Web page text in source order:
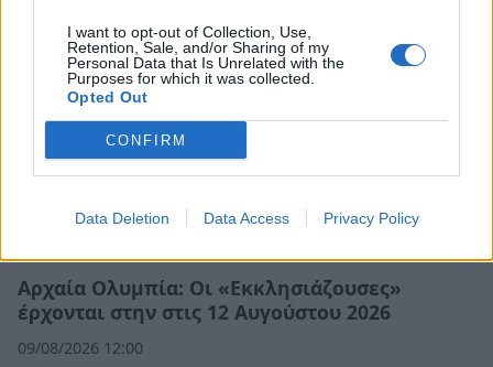
I want to opt-out of Collection, Use,
Retention, Sale, and/or Sharing of my
Personal Data that Is Unrelated with the
Purposes for which it was collected.
Opted Out
CONFIRM
Data Deletion Data Access Privacy Policy
Αρχαία Ολυμπία: Οι «Εκκλησιάζουσες»
έρχονται στην στις 12 Αυγούστου 2026
09/08/2026 12:00